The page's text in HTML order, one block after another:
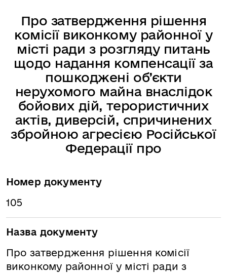
Про затвердження рішення
комісії виконкому районної у
місті ради з розгляду питань
щодо надання компенсації за
пошкоджені об’єкти
нерухомого майна внаслідок
бойових дій, терористичних
актів, диверсій, спричинених
збройною агресією Російської
Федерації про
Номер документу
105
Назва документу
Про затвердження рішення комісії
виконкому районної у місті ради з